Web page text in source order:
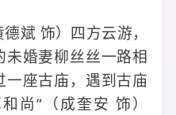
斌 饰）四方云游，
未婚妻柳丝丝一路相
一座古庙，遇到古庙
尚”（成奎安 饰）